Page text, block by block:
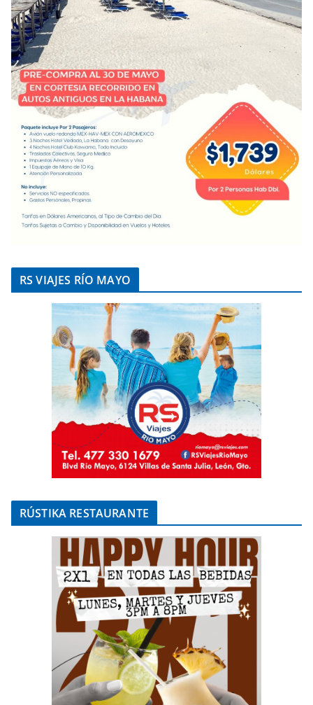
RS VIAJES RÍO MAYO
RÚSTIKA RESTAURANTE